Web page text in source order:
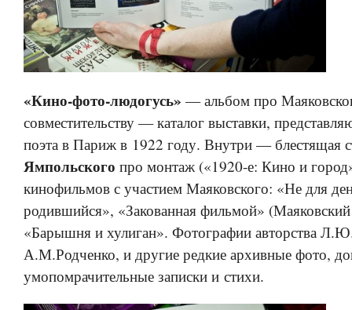
«Кино-фото-людогусь» — альбом про
совместительству — каталог выставки,
поэта в Париж в 1922 году. Внутри — блестящая
Ямпольского про монтаж («1920-е: Кино и
кинофильмов с участием Маяковского: «Не для
родившийся», «Закованная фильмой»
«Барышня и хулиган». Фотографии авторства
А.М.Родченко, и другие редкие архивные фото,
умопомрачительные записки и стихи.